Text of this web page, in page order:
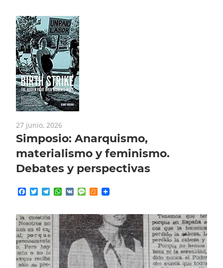
27 junio, 2026
Simposio: Anarquismo,
materialismo y feminismo.
Debates y perspectivas
Facebook
TwitterTelegram
WhatsApp
VK MessageMeneame